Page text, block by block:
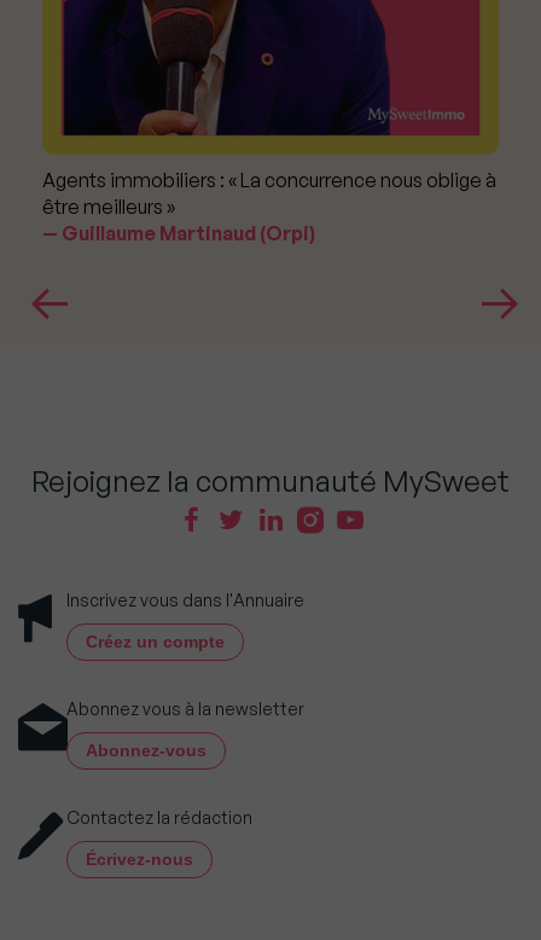
Agents immobiliers : « La concurrence nous oblige à
être meilleurs »
Guillaume Martinaud (Orpi)
Rejoignez la communauté MySweet
Inscrivez vous dans l'Annuaire
Créez un compte
Abonnez vous à la newsletter
Abonnez-vous
Contactez la rédaction
Écrivez-nous